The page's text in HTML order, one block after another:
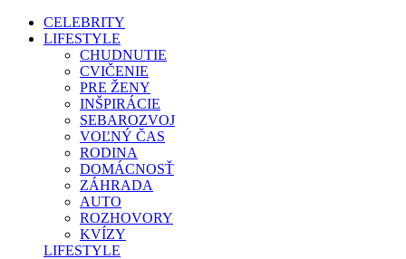
CELEBRITY
LIFESTYLE
CHUDNUTIE
CVIČENIE
PRE ŽENY
INŠPIRÁCIE
SEBAROZVOJ
VOĽNÝ ČAS
RODINA
DOMÁCNOSŤ
ZÁHRADA
AUTO
ROZHOVORY
KVÍZY
LIFESTYLE